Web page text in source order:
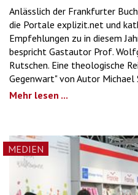
Anlässlich der Frankfurter
die Portale explizit.net und
Empfehlungen zu in diesem
bespricht Gastautor Prof.
Rutschen. Eine theologische
Gegenwart" von Autor Michael
Mehr lesen ...
MEDIEN